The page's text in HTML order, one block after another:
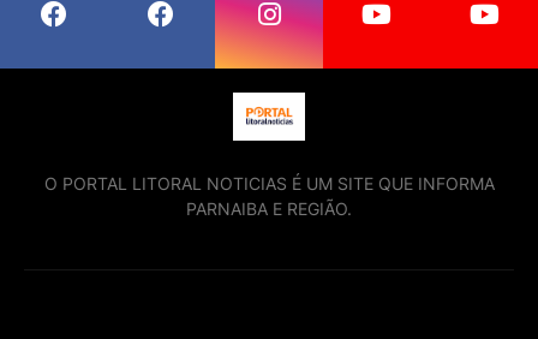
O PORTAL LITORAL NOTICIAS É UM SITE QUE INFORMA
PARNAIBA E REGIÃO.